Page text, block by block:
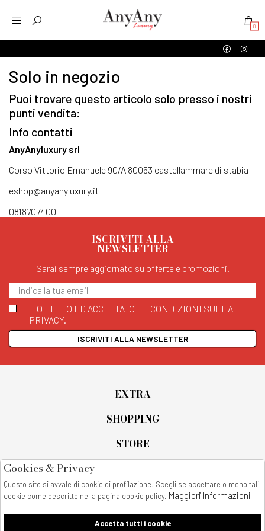
0
Solo in negozio
Puoi trovare questo articolo solo presso i nostri
punti vendita:
Info contatti
AnyAnyluxury srl
Corso Vittorio Emanuele 90/A 80053 castellammare di stabia
eshop@anyanyluxury.it
0818707400
ISCRIVITI ALLA
NEWSLETTER
Sarai sempre aggiornato su offerte e promozioni.
HO LETTO ED ACCETTATO LE CONDIZIONI SULLA
PRIVACY.
ISCRIVITI ALLA NEWSLETTER
EXTRA
SHOPPING
STORE
All rights reserved - © Copyright 2026
AnyAnyluxury srl - Sede Legale: Corso Vittorio Emanuele 90/A - 80053
castellammare di stabia - Italia
Cookies & Privacy
Questo sito si avvale di cookie di profilazione. Scegli se accettare o meno tali
cookie come descritto nella pagina cookie policy. Maggiori Informazioni
Accetta tutti i cookie